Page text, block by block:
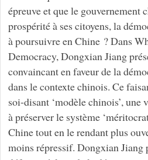
épreuve et que le gouvernement
prospérité à ses citoyens, la
à poursuivre en Chine ? Dans
Democracy, Dongxian Jiang
convaincant en faveur de la
dans le contexte chinois. Ce
soi-disant ‘modèle chinois’,
à préserver le système
Chine tout en le rendant plus
moins répressif. Dongxian Jiang